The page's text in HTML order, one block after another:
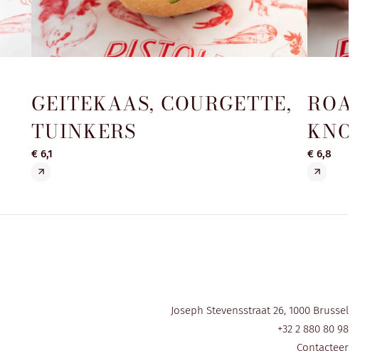
GEITEKAAS, COURGETTE,
TUINKERS
€ 6,1 € 6,8
Joseph Stevensstraat 26, 1000 Brussel
+32 2 880 80 98
Contacteer